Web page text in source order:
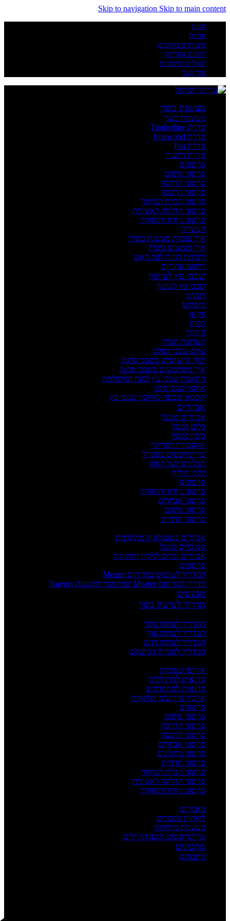
Skip to navigation Skip to main content
חנות
אודות
משווקים מורשים
רישום אחריות
שאלות ותשובות
צור קשר
מעשנת בשר
מעשנות בשר
סדרת Timberline
סדרת Ironwood
סדרת Pro
סדרת ריינג'ר
סרטונים
סרטוני טיפים
סרטוני הדרכה
סרטוני הרכבה
סרטוני הכרת הפיקוד
סרטוני הדלקה ראשונית
סרטוני ניקיון ותחזוקה
העשרה
איך עובדת מעשנת בשר?
איך מעשנים בשר?
רשימת קניות לעל האש
רישום אחריות
שבבי עץ לעישון
שבבי עץ לעישון
דובדבן
מיסקיט
פקאן
תפוח
היקורי
תערובת הבית
עולם שבבי הפלט
למה להשתמש בשבבי פלט?
איך משתמשים בשבבי פלט?
התאמת שבבי עץ למנה המושלמת
אחסון שבבי פלט
קופסא ומכסה לאחסון שבבי עץ
אביזרים
אביזרים למנגל
כלים למנגל
כיסוי למנגל
אקססוריז לטרייגר
טרייגריסטים בסטייל
תבלינים לעל האש
חלקי חילוף
סרטונים
סרטוני ניקיון ותחזוקה
סרטוני אביזרים
סרטוני טיפים
סרטוני תדמית
אביזרים בטכנולוגיה מתקדמת
סט כלים למנגל
אביזרים וכלים לניקיון ותחזוקה
סרטונים
המדריך לשימוש במד חום Meater
מדריך למד חום Meater שמתחבר למעשנה Traeger
מבצעים
מדריך לעישון בשר
המדריך לעישון בשר
המדריך לעישון עוף
המדריך לעישון דגים
המדריך לסטייק המושלם
אירועי טעימות
סדנאות למתחילים
סדנאות למתקדמים
ארכיון אירועים וסדנאות
סרטונים
סרטוני טיפים
סרטוני הדרכה
סרטוני הרכבה
סרטוני אביזרים
סרטוני מתכונים
סרטוני תדמית
סרטוני הכרת הפיקוד
סרטוני הדלקה ראשונית
סרטוני ניקיון ותחזוקה
מאמרים
לקוחות מספרים
מעשנות מיוחדות
טרייגריסטים למען החיילים
מתכונים
מתכונים